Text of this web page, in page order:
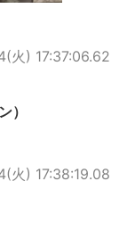
火) 17:37:06.62
）
火) 17:38:19.08